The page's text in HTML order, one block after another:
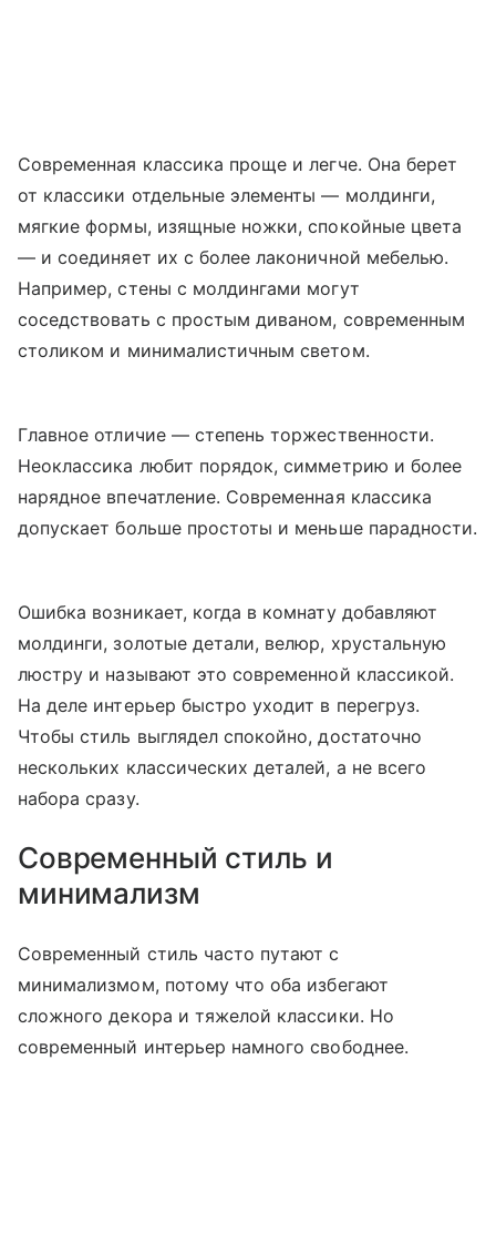
Современная классика проще и легче. Она берет
от классики отдельные элементы — молдинги,
мягкие формы, изящные ножки, спокойные цвета
— и соединяет их с более лаконичной мебелью.
Например, стены с молдингами могут
соседствовать с простым диваном, современным
столиком и минималистичным светом.
Главное отличие — степень торжественности.
Неоклассика любит порядок, симметрию и более
нарядное впечатление. Современная классика
допускает больше простоты и меньше парадности.
Ошибка возникает, когда в комнату добавляют
молдинги, золотые детали, велюр, хрустальную
люстру и называют это современной классикой.
На деле интерьер быстро уходит в перегруз.
Чтобы стиль выглядел спокойно, достаточно
нескольких классических деталей, а не всего
набора сразу.
Современный стиль и
минимализм
Современный стиль часто путают с
минимализмом, потому что оба избегают
сложного декора и тяжелой классики. Но
современный интерьер намного свободнее.